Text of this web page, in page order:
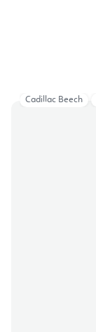
Cadillac Beech